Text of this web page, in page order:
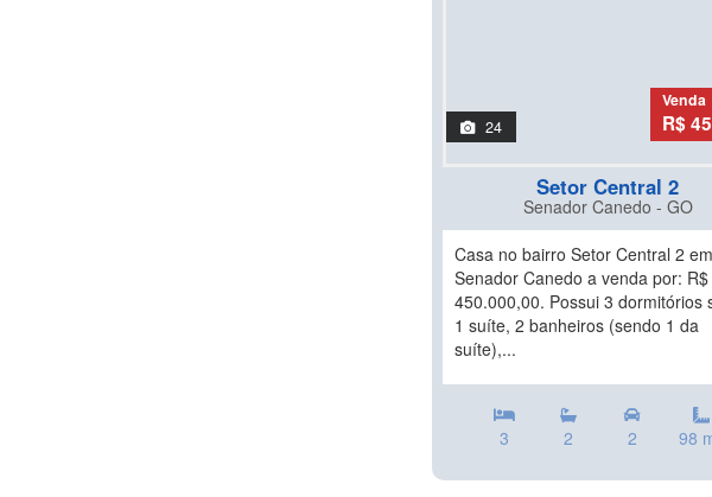
24
Venda
R$
Setor Central 2
Senador Canedo - GO
Casa no bairro Setor Central 2 em
Senador Canedo a venda por: R$
450.000,00. Possui 3 dormitórios
1 suíte, 2 banheiros (sendo 1 da
suíte),...
3 2 2 98